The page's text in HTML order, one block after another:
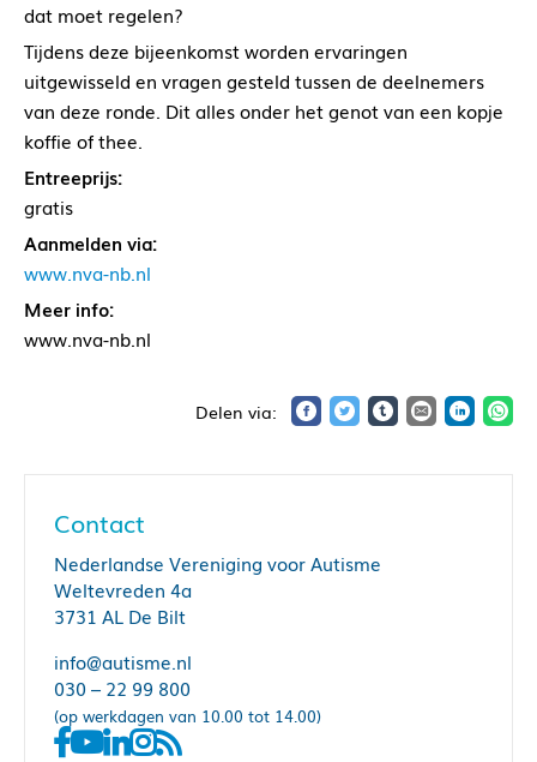
dat moet regelen?
Tijdens deze bijeenkomst worden ervaringen
uitgewisseld en vragen gesteld tussen de deelnemers
van deze ronde. Dit alles onder het genot van een kopje
koffie of thee.
Entreeprijs:
gratis
Aanmelden via:
www.nva-nb.nl
Meer info:
www.nva-nb.nl
Contact
Nederlandse Vereniging voor Autisme
Weltevreden 4a
3731 AL De Bilt
info@autisme.nl
030 – 22 99 800
(op werkdagen van 10.00 tot 14.00)